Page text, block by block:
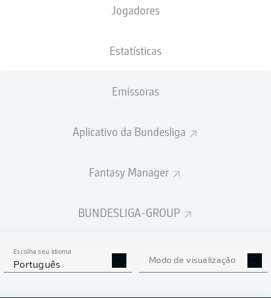
Jogadores
Estatísticas
Emissoras
Aplicativo da Bundesliga
Fantasy Manager
BUNDESLIGA-GROUP
Escolha seu idioma
Português Modo de visualização
ESTATÍSTICAS DA
TEMPORADA 2026/2027